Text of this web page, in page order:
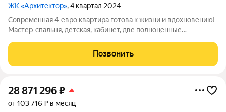
ЖК «Архитектор», 4 квартал 2024
Современная 4-евро квартира готова к жизни и вдохновению!
Мастер-спальня, детская, кабинет, две полноценные
продумано до мелочей для комфортной и красивой жизни.
Позвонить
28 871 296₽
от 103 716 ₽ в месяц